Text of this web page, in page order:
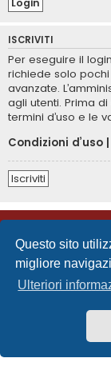
Questo sito
migliore
Ulteriori
ISCRIVITI
Per eseguire il
richiede solo
avanzate.
agli utenti. Prima
termini d’uso e le
Condizioni d’uso |
Iscriviti